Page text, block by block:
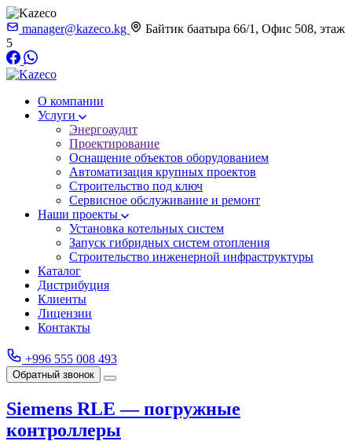
manager@kazeco.kg
Байтик баатыра 66/1, Офис 508, этаж
5
О компании
Услуги
Энергоаудит
Проектирование
Оснащение объектов оборудованием
Автоматизация крупных проектов
Строительство под ключ
Сервисное обслуживание и ремонт
Наши проекты
Установка котельных систем
Запуск гибридных систем отопления
Строительство инженерной инфраструктуры
Каталог
Дистрибуция
Клиенты
Лицензии
Контакты
+996 555 008 493
Обратный звонок
Siemens RLE — погружные
контроллеры